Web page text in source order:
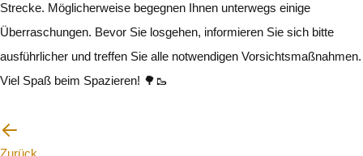
Strecke. Möglicherweise begegnen Ihnen unterwegs einige
Überraschungen. Bevor Sie losgehen, informieren Sie sich bitte
ausführlicher und treffen Sie alle notwendigen Vorsichtsmaßnahmen.
Viel Spaß beim Spazieren! 🌳🥾
Zurück